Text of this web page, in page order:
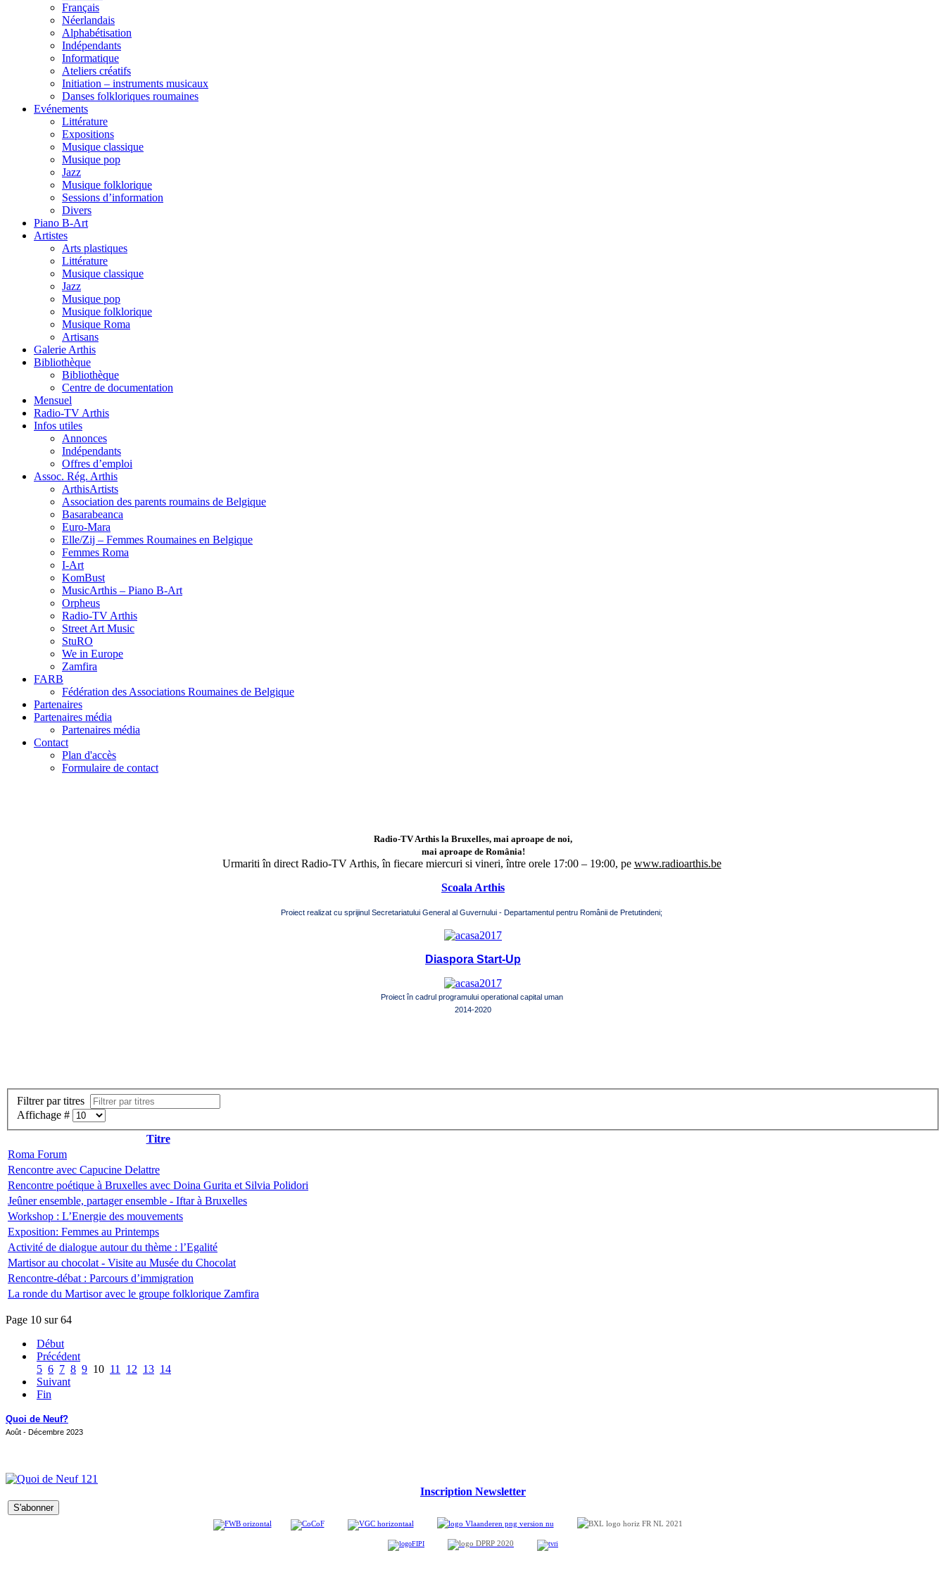
Français
Néerlandais
Alphabétisation
Indépendants
Informatique
Ateliers créatifs
Initiation – instruments musicaux
Danses folkloriques roumaines
Evénements
Littérature
Expositions
Musique classique
Musique pop
Jazz
Musique folklorique
Sessions d’information
Divers
Piano B-Art
Artistes
Arts plastiques
Littérature
Musique classique
Jazz
Musique pop
Musique folklorique
Musique Roma
Artisans
Galerie Arthis
Bibliothèque
Bibliothèque
Centre de documentation
Mensuel
Radio-TV Arthis
Infos utiles
Annonces
Indépendants
Offres d’emploi
Assoc. Rég. Arthis
ArthisArtists
Association des parents roumains de Belgique
Basarabeanca
Euro-Mara
Elle/Zij – Femmes Roumaines en Belgique
Femmes Roma
I-Art
KomBust
MusicArthis – Piano B-Art
Orpheus
Radio-TV Arthis
Street Art Music
StuRO
We in Europe
Zamfira
FARB
Fédération des Associations Roumaines de Belgique
Partenaires
Partenaires média
Partenaires média
Contact
Plan d'accès
Formulaire de contact
Radio-TV Arthis la Bruxelles, mai aproape de noi,
mai aproape de România!
Urmariti în direct Radio-TV Arthis, în fiecare miercuri si vineri, între orele 17:00 – 19:00, pe www.radioarthis.be
Scoala Arthis
Proiect realizat cu sprijinul Secretariatului General al Guvernului - Departamentul pentru Românii de Pretutindeni;
Diaspora Start-Up
Proiect în cadrul programului operational capital uman
2014-2020
Filtrer par titres
Affichage #
Titre
Roma Forum
Rencontre avec Capucine Delattre
Rencontre poétique à Bruxelles avec Doina Gurita et Silvia Polidori
Jeûner ensemble, partager ensemble - Iftar à Bruxelles
Workshop : L’Energie des mouvements
Exposition: Femmes au Printemps
Activité de dialogue autour du thème : l’Egalité
Martisor au chocolat - Visite au Musée du Chocolat
Rencontre-débat : Parcours d’immigration
La ronde du Martisor avec le groupe folklorique Zamfira
Page 10 sur 64
Début
Précédent
5 6 7 8 9 10 11 12 13 14
Suivant
Fin
Quoi de Neuf?
Août - Décembre 2023
Inscription Newsletter